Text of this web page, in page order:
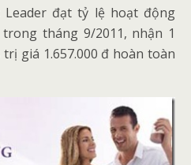
đạt tỷ lệ hoạt động
tháng 9/2011, nhận 1
giá 1.657.000 đ hoàn toàn